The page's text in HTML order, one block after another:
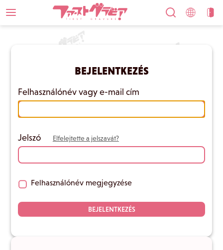
BEJELENTKEZÉS
Felhasználónév vagy e-mail cím
Jelszó Elfelejtette a jelszavát?
Felhasználónév megjegyzése
BEJELENTKEZÉS